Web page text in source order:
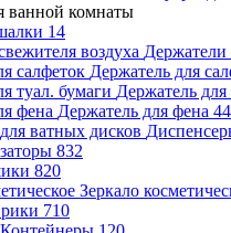
ванной комнаты
14
Держатели
Держатель для
Держатель для
Держатель для фена 44
832
820
Зеркало
710